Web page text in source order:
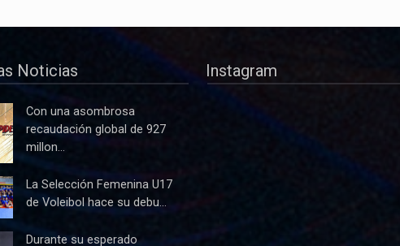
Noticias
Con una asombrosa
recaudación global de 927
millon...
La Selección Femenina U17
de Voleibol hace su debu...
Durante su esperado
Instagram